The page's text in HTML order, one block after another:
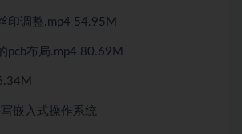
印调整.mp4 54.95M
pcb布局.mp4 80.69M
嵌入式操作系统